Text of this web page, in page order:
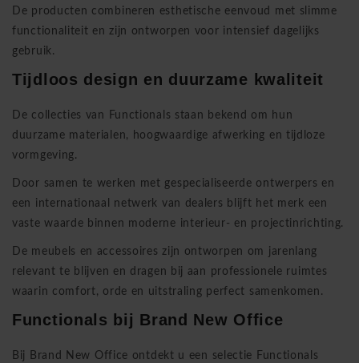
De producten combineren esthetische eenvoud met slimme
functionaliteit en zijn ontworpen voor intensief dagelijks
gebruik.
Tijdloos design en duurzame kwaliteit
De collecties van Functionals staan bekend om hun
duurzame materialen, hoogwaardige afwerking en tijdloze
vormgeving.
Door samen te werken met gespecialiseerde ontwerpers en
een internationaal netwerk van dealers blijft het merk een
vaste waarde binnen moderne interieur- en projectinrichting.
De meubels en accessoires zijn ontworpen om jarenlang
relevant te blijven en dragen bij aan professionele ruimtes
waarin comfort, orde en uitstraling perfect samenkomen.
Functionals bij Brand New Office
Bij Brand New Office ontdekt u een selectie Functionals